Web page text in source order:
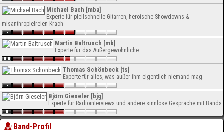
Michael Bach [mba]
Experte für pfeilschnelle Gitarren, heroische Showdowns &
misanthropiefreien Krach
Martin Baltrusch [mb]
Experte für das Außergewöhnliche
Thomas Schönbeck [ts]
Experte für alles, was außer ihm eigentlich niemand mag.
Björn Gieseler [bjg]
Experte für Radiointerviews und andere sinnlose Gespräche mit Bands
Band-Profil